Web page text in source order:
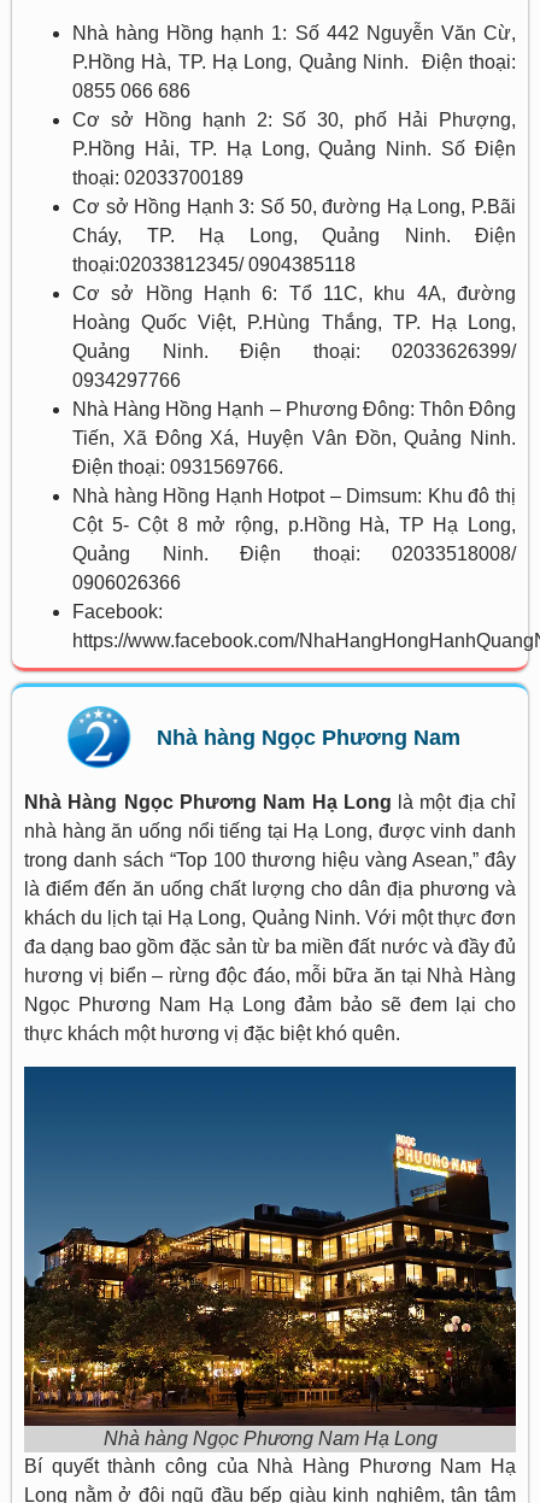
Nhà hàng Hồng hạnh 1: Số 442 Nguyễn Văn Cừ,
P.Hồng Hà, TP. Hạ Long, Quảng Ninh. Điện thoại:
0855 066 686
Cơ sở Hồng hạnh 2: Số 30, phố Hải Phượng,
P.Hồng Hải, TP. Hạ Long, Quảng Ninh. Số Điện
thoại: 02033700189
Cơ sở Hồng Hạnh 3: Số 50, đường Hạ Long, P.Bãi
Cháy, TP. Hạ Long, Quảng Ninh. Điện
thoại:02033812345/ 0904385118
Cơ sở Hồng Hạnh 6: Tổ 11C, khu 4A, đường
Hoàng Quốc Việt, P.Hùng Thắng, TP. Hạ Long,
Quảng Ninh. Điện thoại: 02033626399/
0934297766
Nhà Hàng Hồng Hạnh – Phương Đông: Thôn Đông
Tiến, Xã Đông Xá, Huyện Vân Đồn, Quảng Ninh.
Điện thoại: 0931569766.
Nhà hàng Hồng Hạnh Hotpot – Dimsum: Khu đô thị
Cột 5- Cột 8 mở rộng, p.Hồng Hà, TP Hạ Long,
Quảng Ninh. Điện thoại: 02033518008/
0906026366
Facebook:
https://www.facebook.com/
Nhà hàng Ngọc Phương Nam
Nhà Hàng Ngọc Phương Nam Hạ Long là một địa chỉ
nhà hàng ăn uống nổi tiếng tại Hạ Long, được vinh danh
trong danh sách “Top 100 thương hiệu vàng Asean,” đây
là điểm đến ăn uống chất lượng cho dân địa phương và
khách du lịch tại Hạ Long, Quảng Ninh. Với một thực đơn
đa dạng bao gồm đặc sản từ ba miền đất nước và đầy đủ
hương vị biển – rừng độc đáo, mỗi bữa ăn tại Nhà Hàng
Ngọc Phương Nam Hạ Long đảm bảo sẽ đem lại cho
thực khách một hương vị đặc biệt khó quên.
Nhà hàng Ngọc Phương Nam Hạ Long
Bí quyết thành công của Nhà Hàng Phương Nam Hạ
Long nằm ở đội ngũ đầu bếp giàu kinh nghiệm, tận tâm